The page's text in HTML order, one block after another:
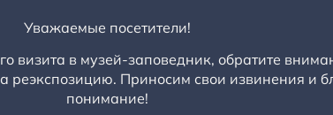
Уважаемые посетители!
визита в музей-заповедник, обратите
реэкспозицию. Приносим свои извинения и
понимание!